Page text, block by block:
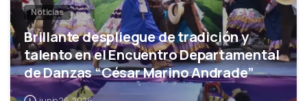
Noticias
Brillante despliegue de tradición y
talento en el Encuentro Departamental
de Danzas “César Marino Andrade”